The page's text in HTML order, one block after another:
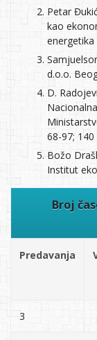
Petar
kao
energetika
d.o.o.
D.
68-97; 140
Božo
Institut
Broj
Predavanja
3